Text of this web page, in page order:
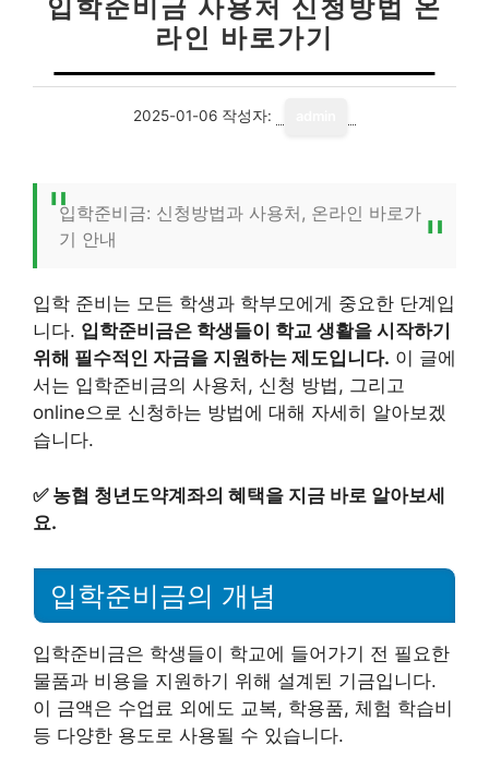
입학준비금 사용처 신청방법 온
라인 바로가기
2025-01-06 작성자:
입학준비금: 신청방법과 사용처, 온라인 바로가
기 안내
입학 준비는 모든 학생과 학부모에게 중요한 단계입
니다. 입학준비금은 학생들이 학교 생활을 시작하기
위해 필수적인 자금을 지원하는 제도입니다. 이 글에
서는 입학준비금의 사용처, 신청 방법, 그리고
online으로 신청하는 방법에 대해 자세히 알아보겠
습니다.
✅ 농협 청년도약계좌의 혜택을 지금 바로 알아보세
요.
입학준비금의 개념
입학준비금은 학생들이 학교에 들어가기 전 필요한
물품과 비용을 지원하기 위해 설계된 기금입니다.
이 금액은 수업료 외에도 교복, 학용품, 체험 학습비
등 다양한 용도로 사용될 수 있습니다.